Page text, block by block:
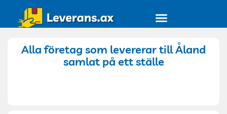
Alla företag som levererar till Åland
samlat på ett ställe